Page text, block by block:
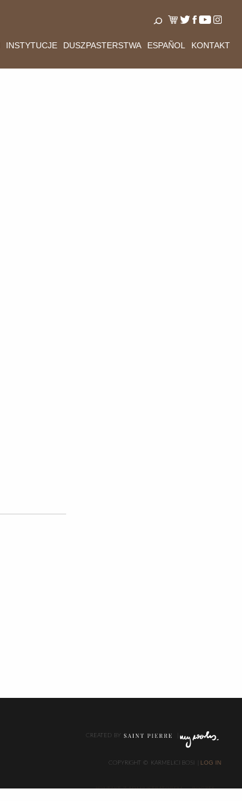
INSTYTUCJE DUSZPASTERSTWA ESPAÑOL KONTAKT
CREATED BY
COPYRIGHT © KARMELICI BOSI LOG IN
KONTAKT Z ADMINISTRATOREM POCZTA